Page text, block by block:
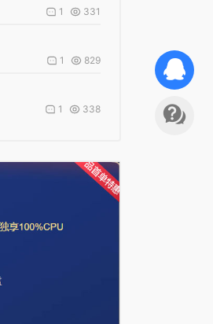
1 331
1 829
1 338